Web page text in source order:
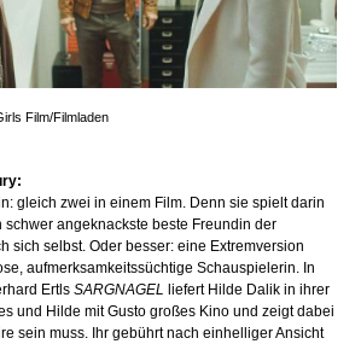
Film/Filmladen
gleich zwei in einem Film. Denn sie spielt darin
angeknackste beste Freundin der
sich selbst. Oder besser: eine Extremversion
aufmerksamkeitssüchtige Schauspielerin. In
Ertls SARGNAGEL liefert Hilde Dalik in ihrer
und Hilde mit Gusto großes Kino und zeigt dabei
sein muss. Ihr gebührt nach einhelliger Ansicht